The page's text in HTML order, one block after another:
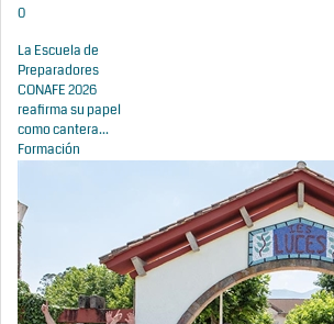
0
La Escuela de
Preparadores
CONAFE 2026
reafirma su papel
como cantera...
Formación